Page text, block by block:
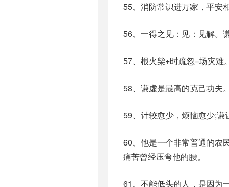
55、消防常识进万家，平安
56、一得之见：见：见解。
57、根火柴+时疏忽=场灾难。
58、谦虚是最高的克己功夫。
59、计较愈少，烦恼愈少;谦
60、他是一个非常普通的农
痛苦曾经压弯他的腰。
61、不能低头的人，是因为